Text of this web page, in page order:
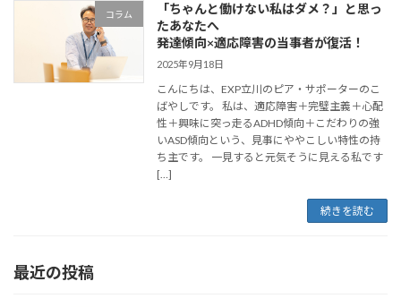
コラム
「ちゃんと働けない私はダメ？」と思っ
たあなたへ
発達傾向×適応障害の当事者が復活！
2025年9月18日
こんにちは、EXP立川のピア・サポーターのこ
ばやしです。 私は、適応障害＋完璧主義＋心配
性＋興味に突っ走るADHD傾向＋こだわりの強
いASD傾向という、見事にややこしい特性の持
ち主です。 一見すると元気そうに見える私です
[…]
続きを読む
最近の投稿